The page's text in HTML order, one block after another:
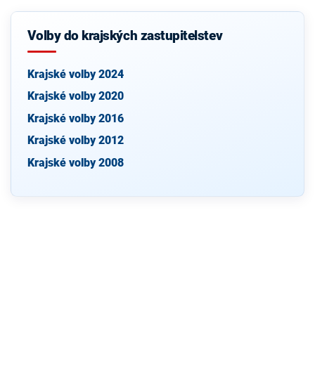
Volby do krajských zastupitelstev
Krajské volby 2024
Krajské volby 2020
Krajské volby 2016
Krajské volby 2012
Krajské volby 2008